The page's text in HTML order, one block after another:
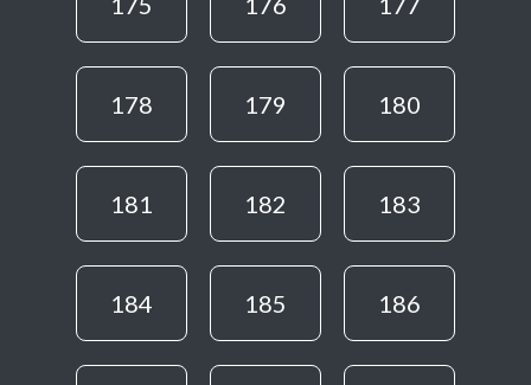
178 179 180
181 182 183
184 185 186